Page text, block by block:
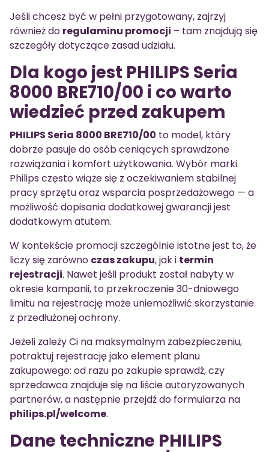
Jeśli chcesz być w pełni przygotowany, zajrzyj
również do regulaminu promocji – tam znajdują się
szczegóły dotyczące zasad udziału.
Dla kogo jest PHILIPS Seria
8000 BRE710/00 i co warto
wiedzieć przed zakupem
PHILIPS Seria 8000 BRE710/00 to model, który
dobrze pasuje do osób ceniących sprawdzone
rozwiązania i komfort użytkowania. Wybór marki
Philips często wiąże się z oczekiwaniem stabilnej
pracy sprzętu oraz wsparcia posprzedażowego — a
możliwość dopisania dodatkowej gwarancji jest
dodatkowym atutem.
W kontekście promocji szczególnie istotne jest to, że
liczy się zarówno czas zakupu, jak i termin
rejestracji. Nawet jeśli produkt został nabyty w
okresie kampanii, to przekroczenie 30-dniowego
limitu na rejestrację może uniemożliwić skorzystanie
z przedłużonej ochrony.
Jeżeli zależy Ci na maksymalnym zabezpieczeniu,
potraktuj rejestrację jako element planu
zakupowego: od razu po zakupie sprawdź, czy
sprzedawca znajduje się na liście autoryzowanych
partnerów, a następnie przejdź do formularza na
philips.pl/welcome.
Dane techniczne PHILIPS